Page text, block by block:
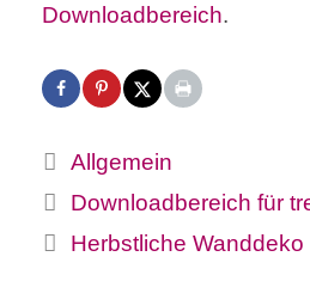
Downloadbereich.
Kategorien
Allgemein
Downloadbereich für
Herbstliche Wanddeko